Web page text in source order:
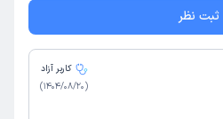
ثبت نظر
کاربر آزاد
(
1404/08/20
)